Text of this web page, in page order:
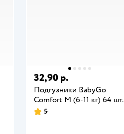
32,90 р.
Подгузники BabyGo
Comfort M (6-11 кг) 64 шт.
5